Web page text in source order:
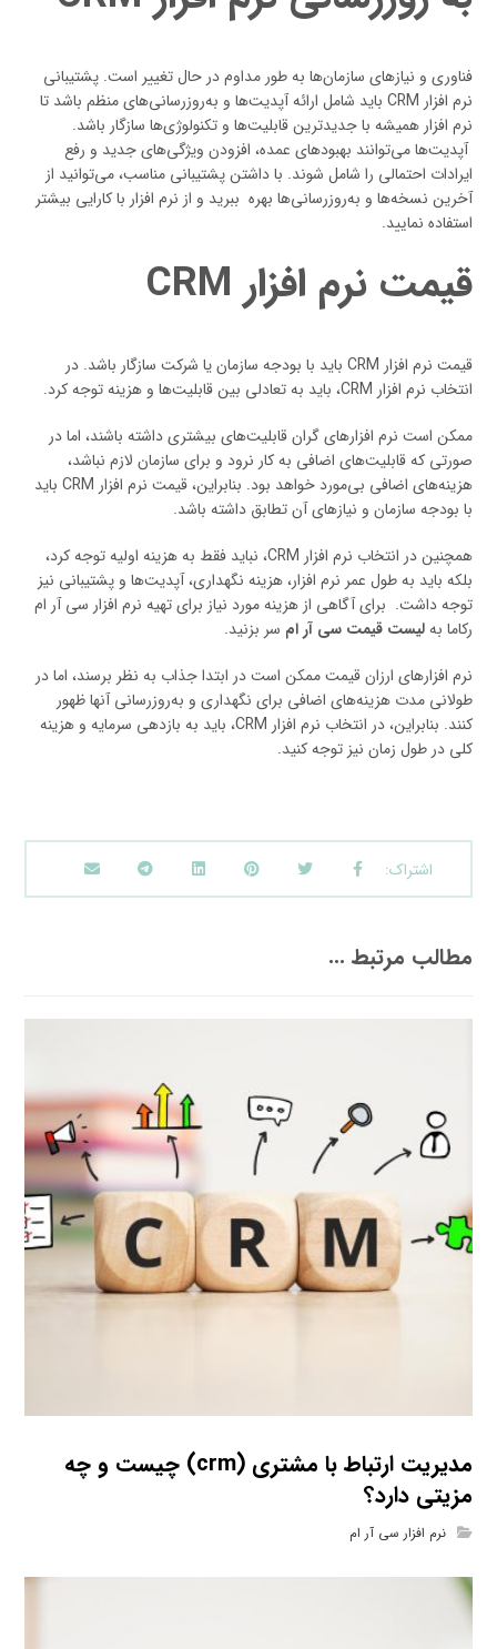
فناوری و نیازهای سازمان‌ها به طور مداوم در حال تغییر است. پشتیبانی
نرم افزار CRM باید شامل ارائه آپدیت‌ها و به‌روزرسانی‌های منظم باشد تا
نرم افزار همیشه با جدیدترین قابلیت‌ها و تکنولوژی‌ها سازگار باشد.
آپدیت‌ها می‌توانند بهبود‌های عمده، افزودن ویژگی‌های جدید و رفع
ایرادات احتمالی را شامل شوند. با داشتن پشتیبانی مناسب، می‌توانید از
آخرین نسخه‌ها و به‌روزرسانی‌ها بهره‌ ببرید و از نرم افزار با کارایی بیشتر
استفاده نمایید.
قیمت نرم افزار CRM
قیمت نرم افزار CRM باید با بودجه سازمان یا شرکت سازگار باشد. در
انتخاب نرم افزار CRM، باید به تعادلی بین قابلیت‌ها و هزینه توجه کرد.
ممکن است نرم افزارهای گران قابلیت‌های بیشتری داشته باشند، اما در
صورتی که قابلیت‌های اضافی به کار نرود و برای سازمان لازم نباشد،
هزینه‌های اضافی بی‌مورد خواهد بود. بنابراین، قیمت نرم افزار CRM باید
با بودجه سازمان و نیازهای آن تطابق داشته باشد.
همچنین در انتخاب نرم افزار CRM، نباید فقط به هزینه اولیه توجه کرد،
بلکه باید به طول عمر نرم افزار، هزینه نگهداری، آپدیت‌ها و پشتیبانی نیز
توجه داشت. برای آگاهی از هزینه مورد نیاز برای تهیه نرم افزار سی آر ام
رکاما بهلیست قیمت سی آر ام سر بزنید.
نرم افزارهای ارزان قیمت ممکن است در ابتدا جذاب به نظر برسند، اما در
طولانی مدت هزینه‌های اضافی برای نگهداری و به‌روزرسانی آنها ظهور
کنند. بنابراین، در انتخاب نرم افزار CRM، باید به بازدهی سرمایه و هزینه
کلی در طول زمان نیز توجه کنید.
مطالب مرتبط ...
مدیریت ارتباط با مشتری (crm) چیست و چه
مزیتی دارد؟
نرم افزار سی آر ام